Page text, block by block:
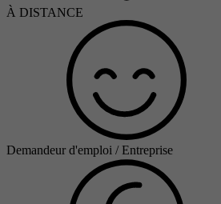
À DISTANCE
Demandeur d'emploi / Entreprise